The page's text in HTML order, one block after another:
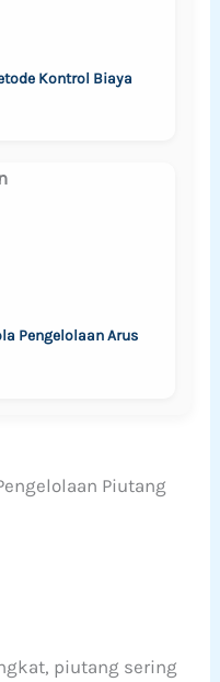
Kontrol Biaya
Pengelolaan Arus
Piutang
piutang sering